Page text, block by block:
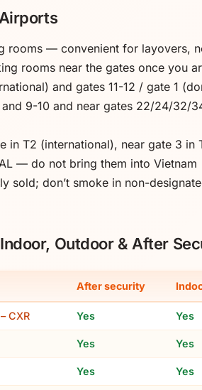
rooms — convenient for layovers,
rooms near the gates once you
and gates 11-12 / gate 1
9-10 and near gates 22/24/32/
in T2 (international), near gate 3 in
— do not bring them into Vietnam
sold; don’t smoke in non-
Outdoor & After
After security
CXR Yes Yes
Yes Yes
Yes Yes